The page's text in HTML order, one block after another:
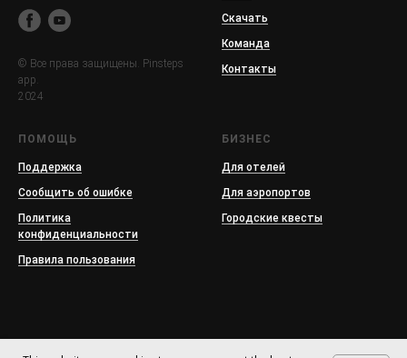
© Все права защищены. Pinsteps
app.
2024
Скачать
Команда
Контакты
ПОМОЩЬ
Поддержка
Сообщить об ошибке
Политика
конфиденциальности
Правила пользования
БИЗНЕС
Для отелей
Для аэропортов
Городские квесты